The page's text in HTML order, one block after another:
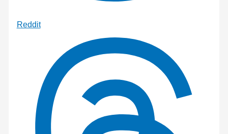
Reddit